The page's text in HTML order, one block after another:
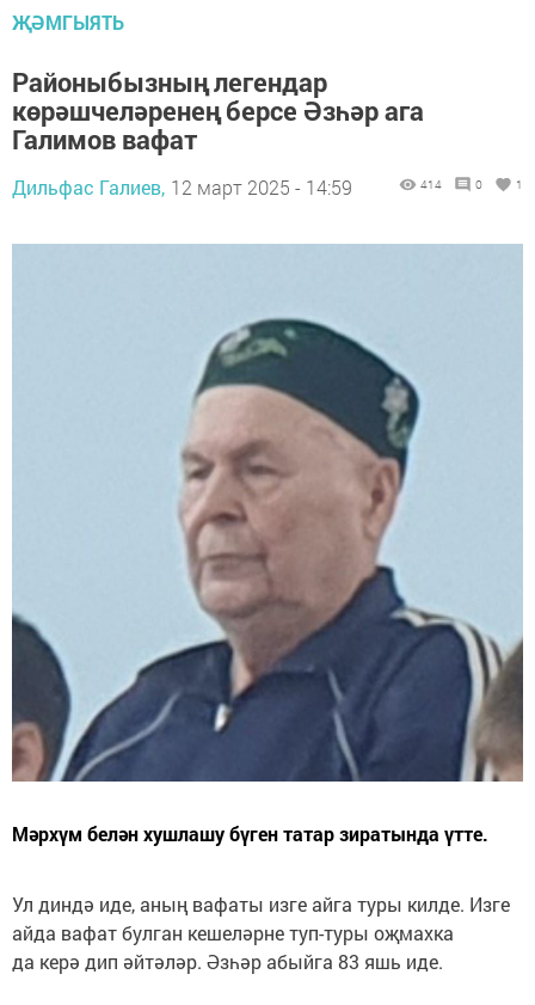
ҖӘМГЫЯТЬ
Районыбызның легендар
көрәшчеләренең берсе Әзһәр ага
Галимов вафат
Дильфас Галиев, 12 март 2025 - 14:59 414 0 1
Мәрхүм белән хушлашу бүген татар зиратында үтте.
Ул диндә иде, аның вафаты изге айга туры килде. Изге
айда вафат булган кешеләрне туп-туры оҗмахка
да керә дип әйтәләр. Әзһәр абыйга 83 яшь иде.